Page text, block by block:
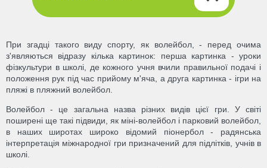
При згадці такого виду спорту, як волейбол, - перед очима
з'являються відразу кілька картинок: перша картинка - уроки
фізкультури в школі, де кожного учня вчили правильної подачі і
положення рук під час прийому м'яча, а друга картинка - ігри на
пляжі в пляжний волейбол.
Волейбол - це загальна назва різних видів цієї гри. У світі
поширені ще такі підвиди, як міні-волейбол і парковий волейбол,
в наших широтах широко відомий піонербол - радянська
інтерпретація міжнародної гри призначений для підлітків, учнів в
школі.